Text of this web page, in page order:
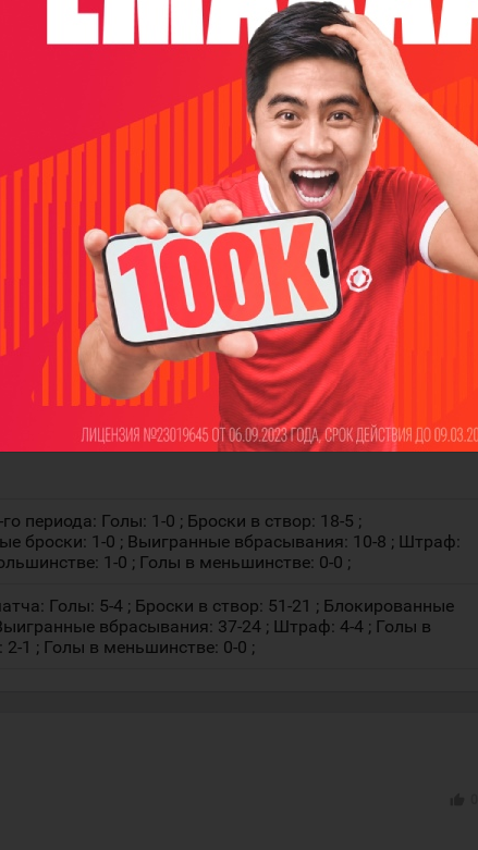
периода: Голы: 2-2 ; Броски в створ: 13-6 ;
броски: 3-1 ; Выигранные вбрасывания: 15-8 ; Штраф:
0-1 ; Голы в меньшинстве: 0-0 ;
2-х периодов: Голы: 4-4 ; Броски в створ: 33-16 ;
броски: 5-1 ; Выигранные вбрасывания: 27-16 ; Штраф:
1-1 ; Голы в меньшинстве: 0-0 ;
штраф. (25) Никита Потапов Задержка клюшкой.
штраф. (18) Иван Банько Выброс шайбы.
5:4. (в большинстве) Шайбу забросил (94) Егор
(ы): (25) Никита Потапов, (79) Владислав
Команда Актобе: (90) Матвей Ершов. Команда
периода: Голы: 1-0 ; Броски в створ: 18-5 ;
броски: 1-0 ; Выигранные вбрасывания: 10-8 ; Штраф:
1-0 ; Голы в меньшинстве: 0-0 ;
Голы: 5-4 ; Броски в створ: 51-21 ; Блокированные
вбрасывания: 37-24 ; Штраф: 4-4 ; Голы в
2-1 ; Голы в меньшинстве: 0-0 ;